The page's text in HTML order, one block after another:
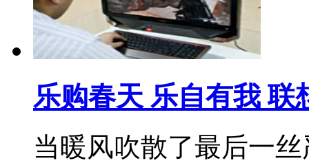
乐购春天 乐自有我 联
当暖风吹散了最后一